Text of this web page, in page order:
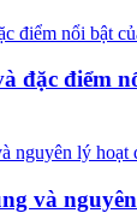
đặc điểm
và